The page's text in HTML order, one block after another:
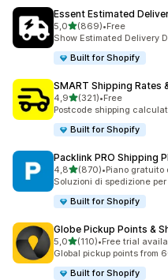
Essent Estimated
5,0stelle su 5
(869)
869 recensioni totali
•Free
Show Estimated Delivery
Built for Shopify
SMART Shipping Rates
4,9stelle su 5
(321)
321 recensioni totali
•Free
Postcode shipping
Built for Shopify
Packlink PRO Shipping
4,8stelle su 5
(870)
870 recensioni totali
•Piano gratuito
Soluzioni di spedizione
Built for Shopify
Globe Pickup Points &
5,0stelle su 5
(110)
110 recensioni totali
•Free trial
Global pickup points from
Built for Shopify